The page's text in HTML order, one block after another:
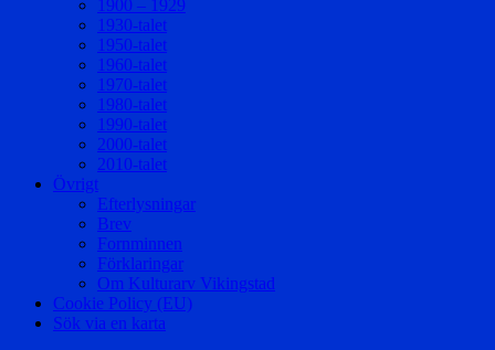
1900 – 1929
1930-talet
1950-talet
1960-talet
1970-talet
1980-talet
1990-talet
2000-talet
2010-talet
Övrigt
Efterlysningar
Brev
Fornminnen
Förklaringar
Om Kulturarv Vikingstad
Cookie Policy (EU)
Sök via en karta